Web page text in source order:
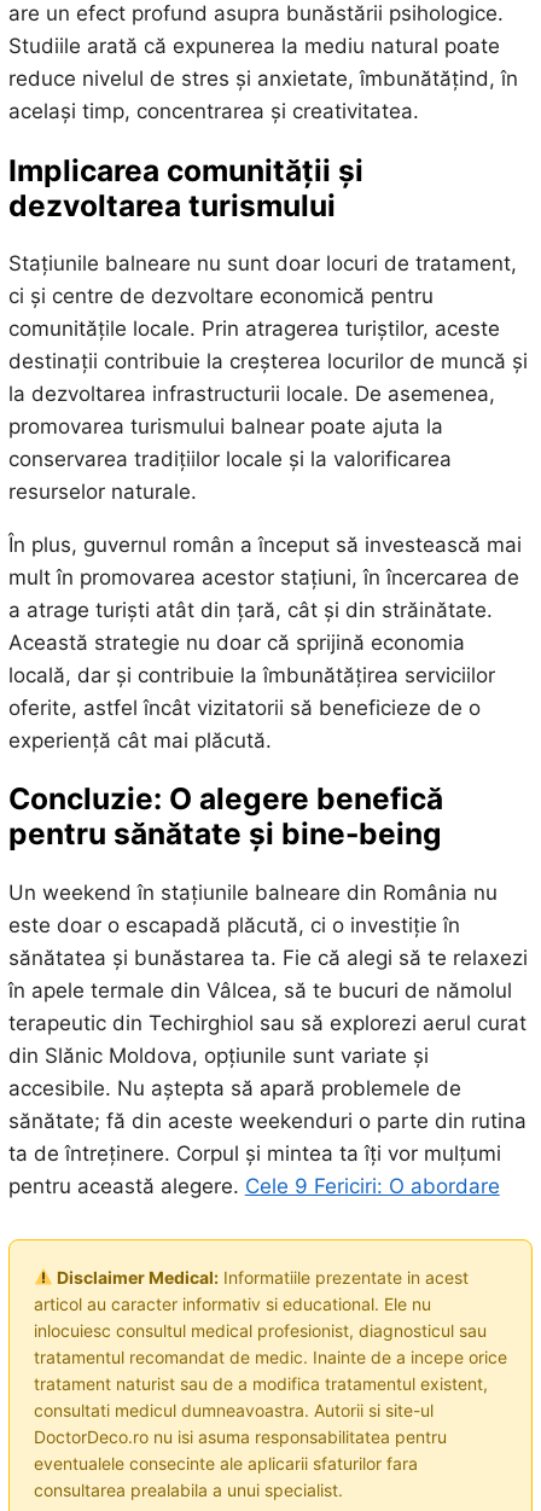
are un efect profund asupra bunăstării psihologice.
Studiile arată că expunerea la mediu natural poate
reduce nivelul de stres și anxietate, îmbunătățind, în
același timp, concentrarea și creativitatea.
Implicarea comunității și
dezvoltarea turismului
Stațiunile balneare nu sunt doar locuri de tratament,
ci și centre de dezvoltare economică pentru
comunitățile locale. Prin atragerea turiștilor, aceste
destinații contribuie la creșterea locurilor de muncă și
la dezvoltarea infrastructurii locale. De asemenea,
promovarea turismului balnear poate ajuta la
conservarea tradițiilor locale și la valorificarea
resurselor naturale.
În plus, guvernul român a început să investească mai
mult în promovarea acestor stațiuni, în încercarea de
a atrage turiști atât din țară, cât și din străinătate.
Această strategie nu doar că sprijină economia
locală, dar și contribuie la îmbunătățirea serviciilor
oferite, astfel încât vizitatorii să beneficieze de o
experiență cât mai plăcută.
Concluzie: O alegere benefică
pentru sănătate și bine-being
Un weekend în stațiunile balneare din România nu
este doar o escapadă plăcută, ci o investiție în
sănătatea și bunăstarea ta. Fie că alegi să te relaxezi
în apele termale din Vâlcea, să te bucuri de nămolul
terapeutic din Techirghiol sau să explorezi aerul curat
din Slănic Moldova, opțiunile sunt variate și
accesibile. Nu aștepta să apară problemele de
sănătate; fă din aceste weekenduri o parte din rutina
ta de întreținere. Corpul și mintea ta îți vor mulțumi
pentru această alegere. Cele 9 Fericiri: O abordare
Disclaimer Medical:Informatiile prezentate in acest
articol au caracter informativ si educational. Ele nu
inlocuiesc consultul medical profesionist, diagnosticul sau
tratamentul recomandat de medic. Inainte de a incepe orice
tratament naturist sau de a modifica tratamentul existent,
consultati medicul dumneavoastra. Autorii si site-ul
DoctorDeco.ro nu isi asuma responsabilitatea pentru
eventualele consecinte ale aplicarii sfaturilor fara
consultarea prealabila a unui specialist.